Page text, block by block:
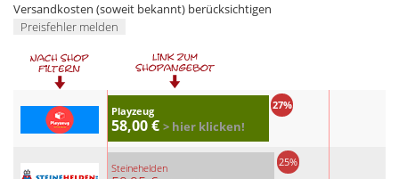
Versandkosten (soweit bekannt) berücksichtigen
Preisfehler melden
Playzeug
58,00 €
27%
> hier klicken!
Steinehelden 25%